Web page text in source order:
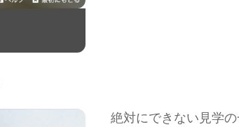
絶対にできない見学